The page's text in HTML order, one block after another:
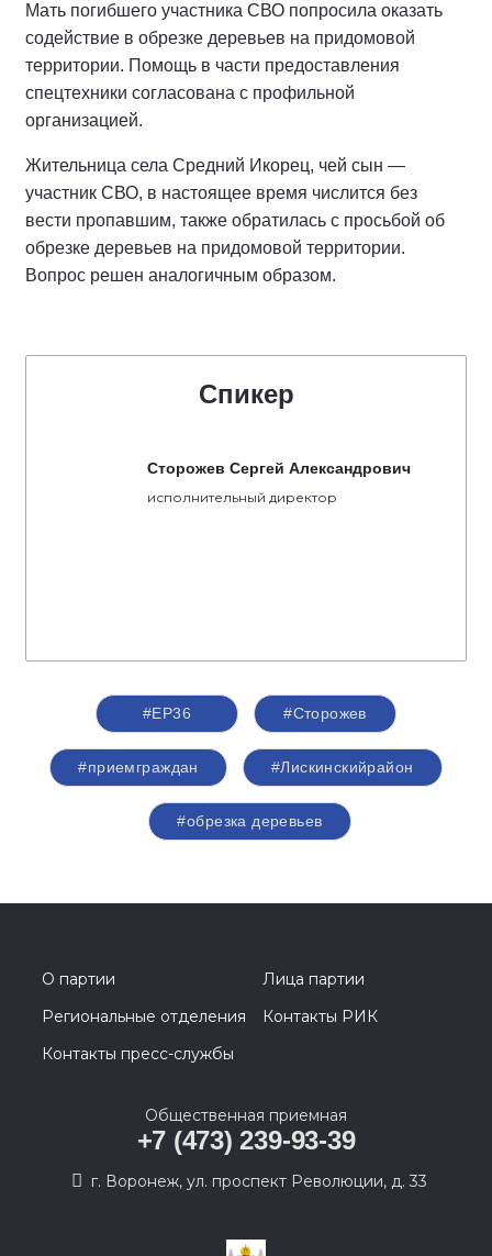
Мать погибшего участника СВО попросила оказать
содействие в обрезке деревьев на придомовой
территории. Помощь в части предоставления
спецтехники согласована с профильной
организацией.
Жительница села Средний Икорец, чей сын —
участник СВО, в настоящее время числится без
вести пропавшим, также обратилась с просьбой об
обрезке деревьев на придомовой территории.
Вопрос решен аналогичным образом.
Спикер
Сторожев Сергей Александрович
исполнительный директор
#ЕР36 #Сторожев
#приемграждан #Лискинскийрайон
#обрезка деревьев
О партии
Лица партии
Региональные отделения
Контакты РИК
Контакты пресс-службы
Общественная приемная
+7 (473) 239-93-39
г. Воронеж, ул. проспект Революции, д. 33